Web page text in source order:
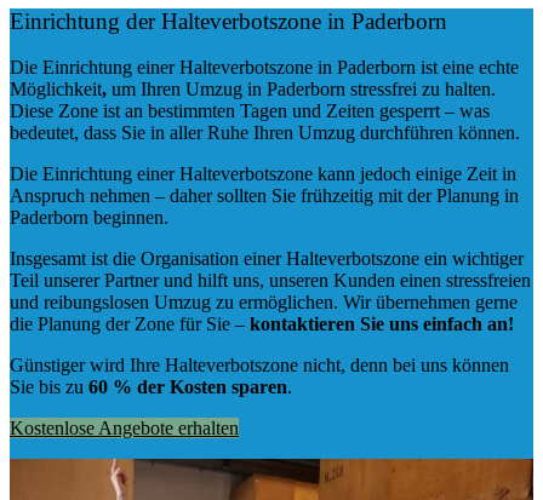
Einrichtung der Halteverbotszone in Paderborn
Die Einrichtung einer Halteverbotszone in Paderborn ist eine echte
Möglichkeit, um Ihren Umzug in Paderborn stressfrei zu halten.
Diese Zone ist an bestimmten Tagen und Zeiten gesperrt – was
bedeutet, dass Sie in aller Ruhe Ihren Umzug durchführen können.
Die Einrichtung einer Halteverbotszone kann jedoch einige Zeit in
Anspruch nehmen – daher sollten Sie frühzeitig mit der Planung in
Paderborn beginnen.
Insgesamt ist die Organisation einer Halteverbotszone ein wichtiger
Teil unserer Partner und hilft uns, unseren Kunden einen stressfreien
und reibungslosen Umzug zu ermöglichen. Wir übernehmen gerne
die Planung der Zone für Sie – kontaktieren Sie uns einfach an!
Günstiger wird Ihre Halteverbotszone nicht, denn bei uns können
Sie bis zu 60 % der Kosten sparen.
Kostenlose Angebote erhalten